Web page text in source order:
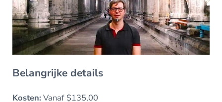
Belangrijke details
Kosten:Vanaf $135,00